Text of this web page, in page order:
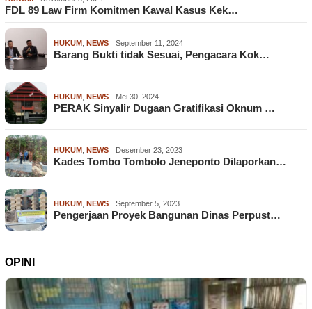
FDL 89 Law Firm Komitmen Kawal Kasus Kek…
HUKUM NEWS September 11, 2024
Barang Bukti tidak Sesuai, Pengacara Kok…
HUKUM NEWS Mei 30, 2024
PERAK Sinyalir Dugaan Gratifikasi Oknum …
HUKUM NEWS Desember 23, 2023
Kades Tombo Tombolo Jeneponto Dilaporkan…
HUKUM NEWS September 5, 2023
Pengerjaan Proyek Bangunan Dinas Perpust…
OPINI